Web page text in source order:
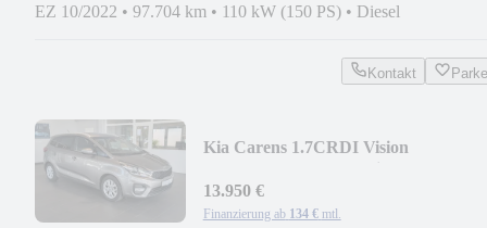
EZ 10/2022 • 97.704 km • 110 kW (150 PS) • Diesel
Kontakt
Kia Carens 1.7CRDI Vision
13.950 €
Finanzierung ab 134 € mtl.